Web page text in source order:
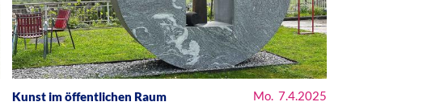
Kunst im öffentlichen Raum Mo. 7.4.2025